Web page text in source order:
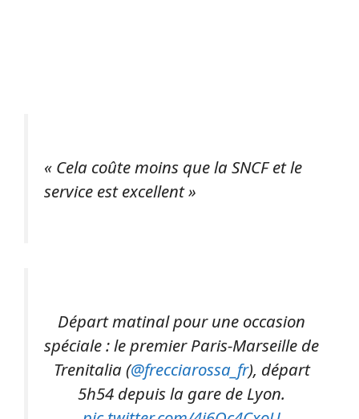
« Cela coûte moins que la SNCF et le
service est excellent »
Départ matinal pour une occasion
spéciale : le premier Paris-Marseille de
Trenitalia (@frecciarossa_fr), départ
5h54 depuis la gare de Lyon.